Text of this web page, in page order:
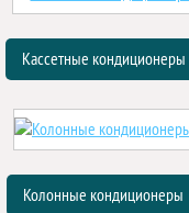
Кассетные кондиционеры
Колонные кондиционеры